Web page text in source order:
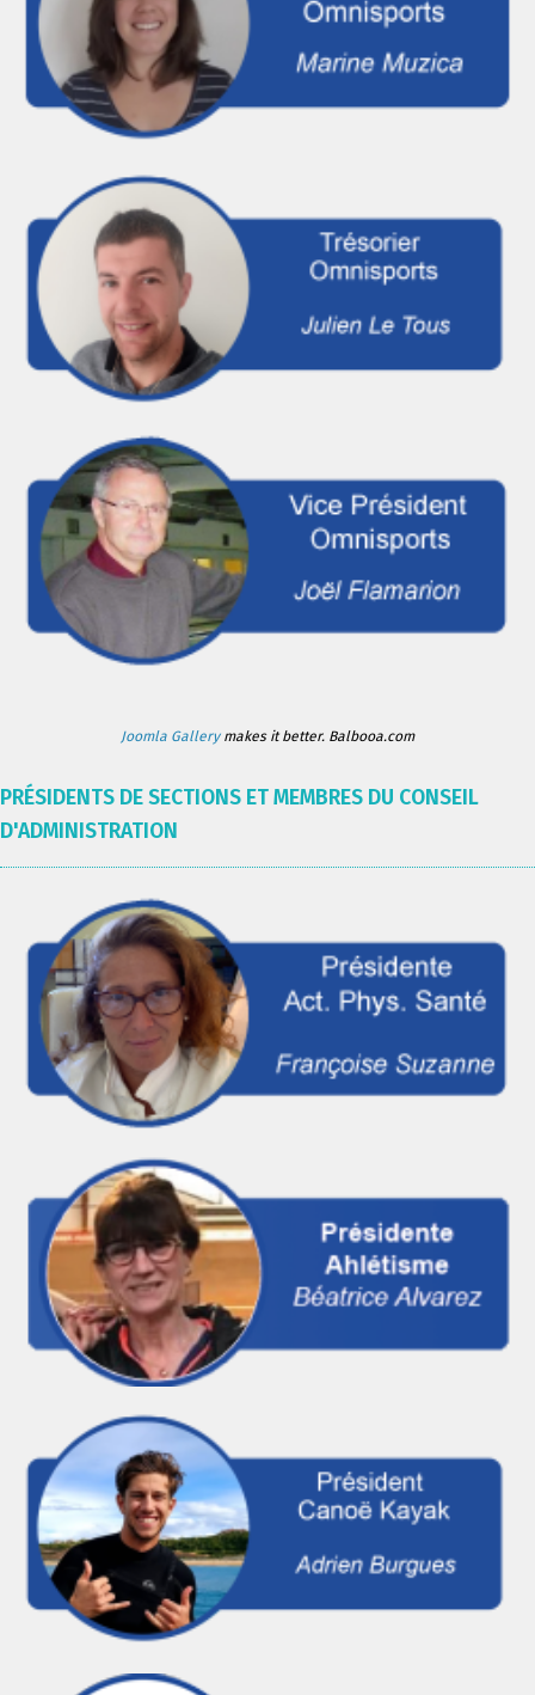
Joomla Gallerymakes it better. Balbooa.com
PRÉSIDENTS DE SECTIONS ET MEMBRES DU CONSEIL
D'ADMINISTRATION